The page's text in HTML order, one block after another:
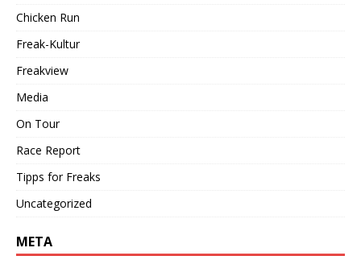
Chicken Run
Freak-Kultur
Freakview
Media
On Tour
Race Report
Tipps for Freaks
Uncategorized
META